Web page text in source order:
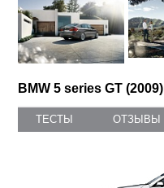
BMW 5 series GT (2009)
ТЕСТЫ ОТЗЫВЫ